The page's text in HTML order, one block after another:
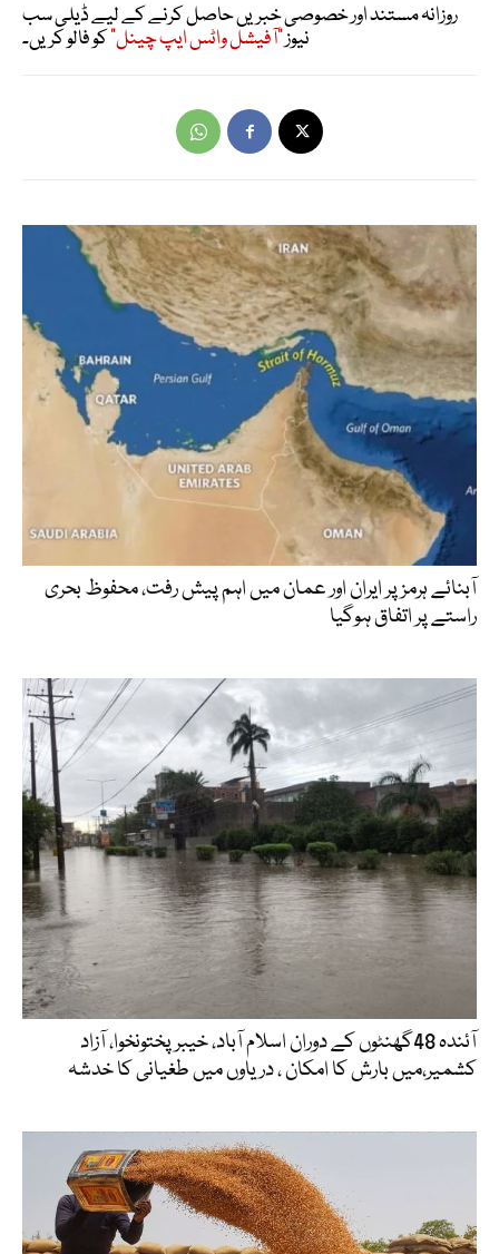
روزانہ مستند اور خصوصی خبریں حاصل کرنے کے لیے ڈیلی سب
نیوز"آفیشل واٹس ایپ چینل"کو فالو کریں۔
آبنائے ہرمز پر ایران اور عمان میں اہم پیش رفت، محفوظ بحری
راستے پر اتفاق ہوگیا
آئندہ 48گھنٹوں کے دوران اسلام آباد، خیبرپختونخوا، آزاد
کشمیر،میں بارش کا امکان ، دریاوں میں طغیانی کا خدشہ